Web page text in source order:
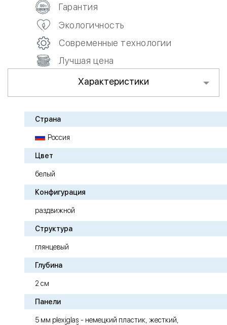
Гарантия
Экологичность
Современные технологии
Лучшая цена
Характеристики
Страна
Россия
Цвет
белый
Конфигурация
раздвижной
Структура
глянцевый
Глубина
2 см
Панели
5 мм plexiglas - немецкий пластик, жесткий,